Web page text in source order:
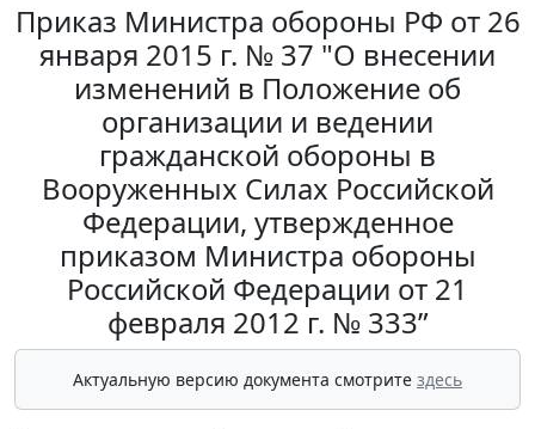
Приказ Министра обороны РФ от 26
января 2015 г. № 37 "О внесении
изменений в Положение об
организации и ведении
гражданской обороны в
Вооруженных Силах Российской
Федерации, утвержденное
приказом Министра обороны
Российской Федерации от 21
февраля 2012 г. № 333”
Актуальную версию документа смотрите здесь